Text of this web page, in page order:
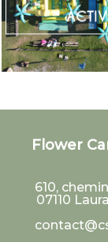
Flower
610,
07110